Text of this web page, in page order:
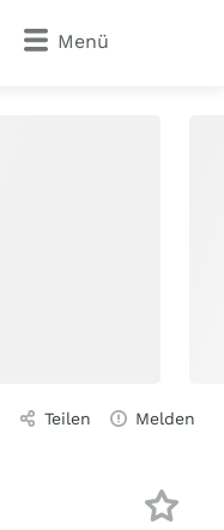
Menü
Teilen Melden